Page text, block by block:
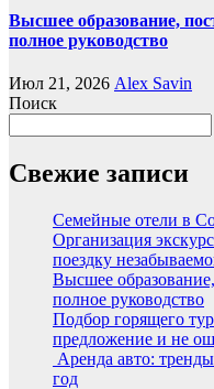
Высшее образование,
полное руководство
Июл 21, 2026 Alex Savin
Поиск
Свежие записи
Семейные отели в
Организация
поездку
Высшее
полное руководство
Подбор горящего
предложение и не
Аренда авто:
год